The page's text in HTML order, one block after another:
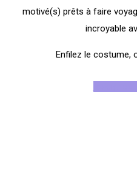
motivé(s) prêts à faire
incroyable
Enfilez le costume,